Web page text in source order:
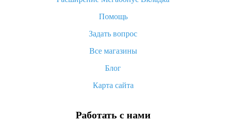
как его отслеживать
Как покупать оптом на Алиэкспресс
Что делать, если не пришел товар с Алиэкспресс
возврата денег
Помощь
Задать вопрос
Все магазины
Блог
Карта сайта
Работать с нами